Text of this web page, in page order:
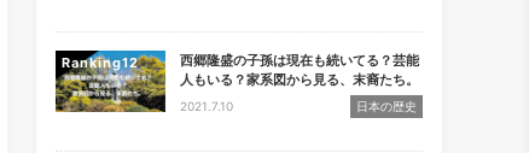
Ranking
西郷隆盛の子孫は現在も続いてる？芸能
人もいる？家系図から見る、末裔たち。
2021.7.10 日本の歴史